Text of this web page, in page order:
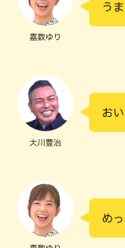
嘉数ゆり
うま
大川豊治
お
め